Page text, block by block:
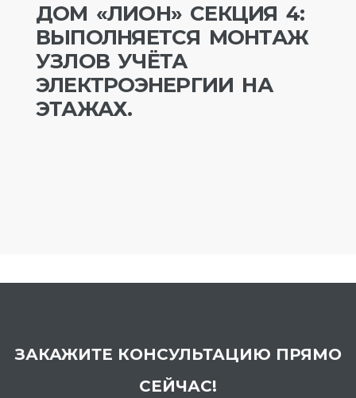
ДОМ «ЛИОН» СЕКЦИЯ 4:
ВЫПОЛНЯЕТСЯ МОНТАЖ
УЗЛОВ УЧЁТА
ЭЛЕКТРОЭНЕРГИИ НА
ЭТАЖАХ.
ЗАКАЖИТЕ КОНСУЛЬТАЦИЮ ПРЯМО
СЕЙЧАС!